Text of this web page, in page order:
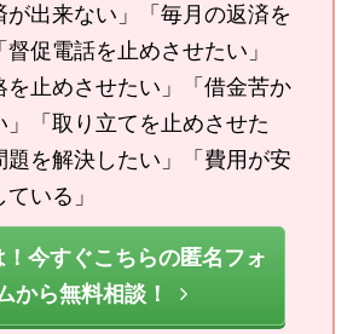
が出来ない」「毎月の返済を
促電話を止めさせたい」
を止めさせたい」「借金苦か
」「取り立てを止めさせた
題を解決したい」「費用が安
いる」
今すぐこちらの匿名フォ
から無料相談！